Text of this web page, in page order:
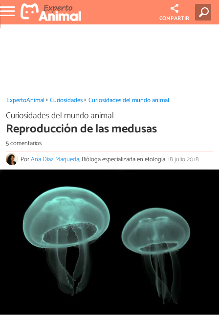
COMPARTIR
ExpertoAnimal Curiosidades Curiosidades del mundo animal
Curiosidades del mundo animal
Reproducción de las medusas
5 comentarios
PorAna Diaz Maqueda, Bióloga especializada en etología.18 julio 2018